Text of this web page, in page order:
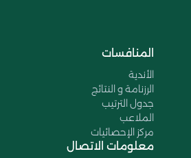
المنافسات
الأندية
الرزنامة و النتائج
جدول الترتيب
الملاعب
مركز الإحصائيات
معلومات الاتصال